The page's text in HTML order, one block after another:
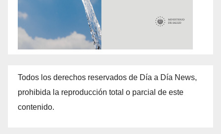
Todos los derechos reservados de Día a Día News,
prohibida la reproducción total o parcial de este
contenido.